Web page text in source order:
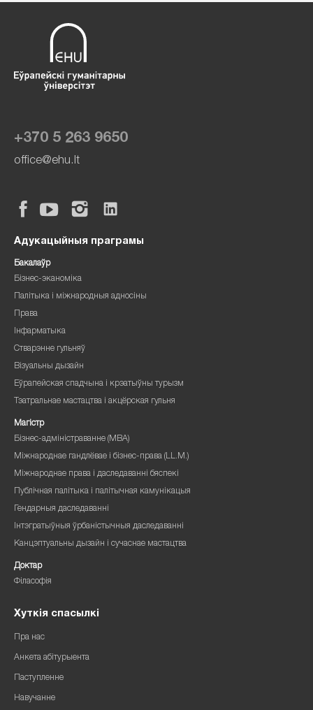
+370 5 263 9650
office@ehu.lt
Адукацыйныя праграмы
Бакалаўр
Бізнес-эканоміка
Палітыка і міжнародныя адносіны
Права
Інфарматыка
Стварэнне гульняў
Візуальны дызайн
Еўрапейская спадчына і крэатыўны турызм
Тэатральнае мастацтва і акцёрская гульня
Магістр
Бізнес-адміністраванне (MBA)
Міжнароднае гандлёвае і бізнес-права (LL.M.)
Міжнароднае права і даследаванні бяспекі
Публічная палітыка і палітычная камунікацыя
Гендарныя даследаванні
Інтэгратыўныя ўрбаністычныя даследаванні
Канцэптуальны дызайн і сучаснае мастацтва
Доктар
Філасофія
Хуткія спасылкі
Пра нас
Анкета абітурыента
Паступленне
Навучанне